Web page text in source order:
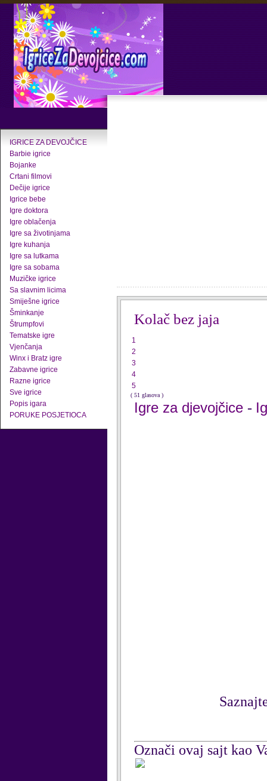
IGRICE ZA DEVOJČICE
Barbie igrice
Bojanke
Crtani filmovi
Dečije igrice
Igrice bebe
Igre doktora
Igre oblačenja
Igre sa životinjama
Igre kuhanja
Igre sa lutkama
Igre sa sobama
Muzičke igrice
Sa slavnim licima
Smiješne igrice
Šminkanje
Štrumpfovi
Tematske igre
Vjenčanja
Winx i Bratz igre
Zabavne igrice
Razne igrice
Sve igrice
Popis igara
PORUKE POSJETIOCA
Kolač bez jaja
1
2
3
4
5
( 51 glasova )
Igre za djevojčice -
Označi ovaj sajt kao